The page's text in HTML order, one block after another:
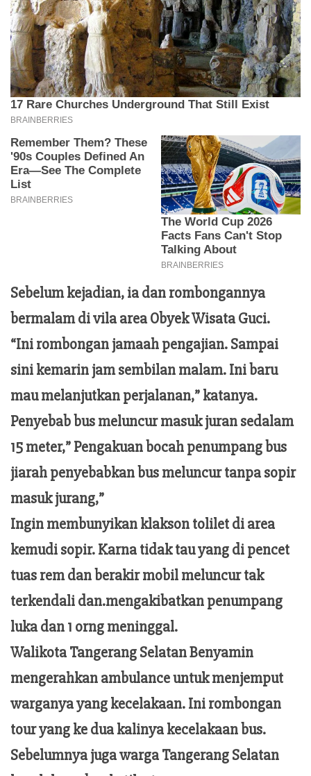
Sebelum kejadian, ia dan rombongannya
bermalam di vila area Obyek Wisata Guci.
“Ini rombongan jamaah pengajian. Sampai
sini kemarin jam sembilan malam. Ini baru
mau melanjutkan perjalanan,” katanya.
Penyebab bus meluncur masuk juran sedalam
15 meter,” Pengakuan bocah penumpang bus
jiarah penyebabkan bus meluncur tanpa sopir
masuk jurang,”
Ingin membunyikan klakson tolilet di area
kemudi sopir. Karna tidak tau yang di pencet
tuas rem dan berakir mobil meluncur tak
terkendali dan.mengakibatkan penumpang
luka dan 1 orng meninggal.
Walikota Tangerang Selatan Benyamin
mengerahkan ambulance untuk menjemput
warganya yang kecelakaan. Ini rombongan
tour yang ke dua kalinya kecelakaan bus.
Sebelumnya juga warga Tangerang Selatan